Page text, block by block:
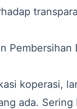
Pembersihan
koperasi,
ada.